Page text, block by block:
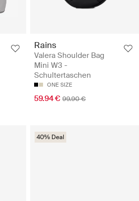
Rains
Valera Shoulder Bag
Mini W3 -
Schultertaschen
ONE SIZE
59.94 € 99.90 €
40% Deal